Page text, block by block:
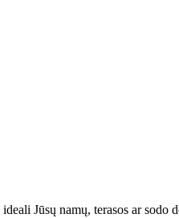
Jūsų namų, terasos ar sodo